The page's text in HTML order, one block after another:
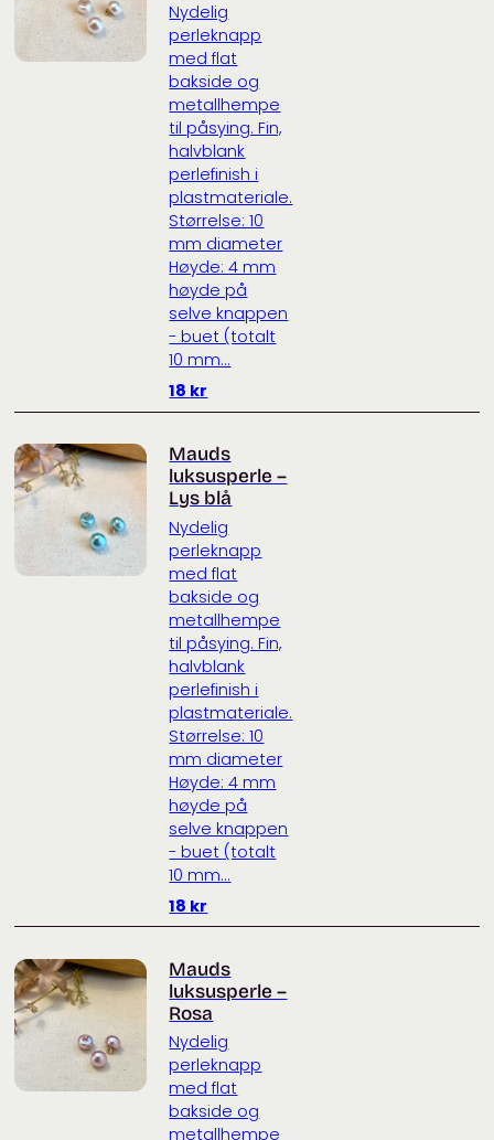
Nydelig
perleknapp
med flat
bakside og
metallhempe
til påsying. Fin,
halvblank
perlefinish i
plastmateriale.
Størrelse: 10
mm diameter
Høyde: 4 mm
høyde på
selve knappen
- buet (totalt
10 mm...
18 kr
Mauds
luksusperle –
Lys blå
Nydelig
perleknapp
med flat
bakside og
metallhempe
til påsying. Fin,
halvblank
perlefinish i
plastmateriale.
Størrelse: 10
mm diameter
Høyde: 4 mm
høyde på
selve knappen
- buet (totalt
10 mm...
18 kr
Mauds
luksusperle –
Rosa
Nydelig
perleknapp
med flat
bakside og
metallhempe